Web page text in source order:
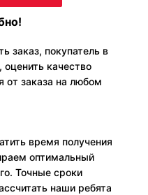
заказ, покупатель в
качество
от заказа на любом
время получения
оптимальный
Точные сроки
наши ребята